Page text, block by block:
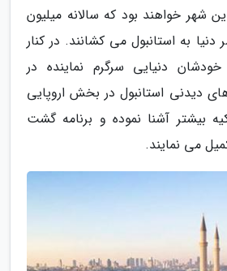
شهر خواهند بود که سالانه میلیون
دنیا به استانبول می کشانند. در کنار
دنیایی سرگرم نماینده در
دیدنی استانبول در بخش اروپایی
بیشتر آشنا نموده و برنامه گشت
می نمایند.